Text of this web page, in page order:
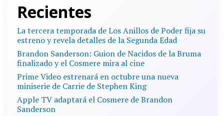
Recientes
La tercera temporada de Los Anillos de Poder fija su
estreno y revela detalles de la Segunda Edad
Brandon Sanderson: Guion de Nacidos de la Bruma
finalizado y el Cosmere mira al cine
Prime Video estrenará en octubre una nueva
miniserie de Carrie de Stephen King
Apple TV adaptará el Cosmere de Brandon
Sanderson